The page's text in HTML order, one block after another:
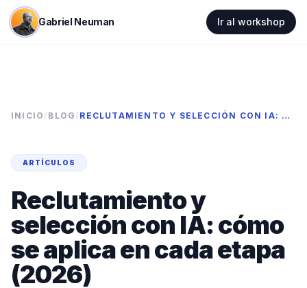
Gabriel Neuman Ir al workshop
INICIO / BLOG / RECLUTAMIENTO Y SELECCIÓN CON IA: CÓMO SE APLICA EN CADA ETAPA (2026)
ARTÍCULOS
Reclutamiento y
selección con IA: cómo
se aplica en cada etapa
(2026)